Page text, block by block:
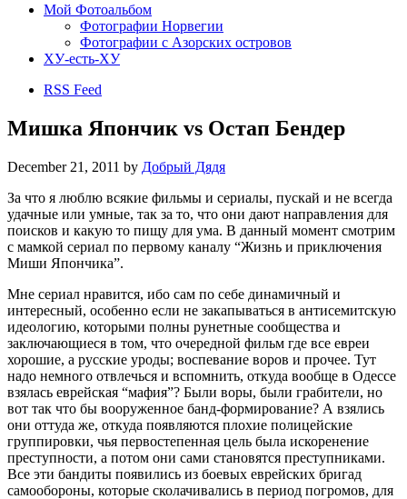
Мой Фотоальбом
Фотографии Норвегии
Фотографии с Азорских островов
ХУ-есть-ХУ
RSS Feed
Мишка Япончик vs Остап Бендер
December 21, 2011 by Добрый Дядя
За что я люблю всякие фильмы и сериалы, пускай и не всегда
удачные или умные, так за то, что они дают направления для
поисков и какую то пищу для ума. В данный момент смотрим
с мамкой сериал по первому каналу “Жизнь и приключения
Миши Япончика”.
Мне сериал нравится, ибо сам по себе динамичный и
интересный, особенно если не закапываться в антисемитскую
идеологию, которыми полны рунетные сообщества и
заключающиеся в том, что очередной фильм где все евреи
хорошие, а русские уроды; воспевание воров и прочее. Тут
надо немного отвлечься и вспомнить, откуда вообще в Одессе
взялась еврейская “мафия”? Были воры, были грабители, но
вот так что бы вооруженное банд-формирование? А взялись
они оттуда же, откуда появляются плохие полицейские
группировки, чья первостепенная цель была искоренение
преступности, а потом они сами становятся преступниками.
Все эти бандиты появились из боевых еврейских бригад
самообороны, которые сколачивались в период погромов, для